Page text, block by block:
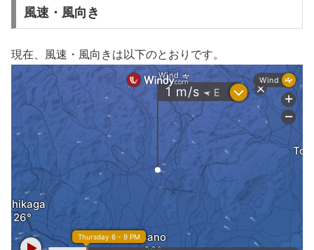
風速・風向き
現在、風速・風向きは以下のとおりです。